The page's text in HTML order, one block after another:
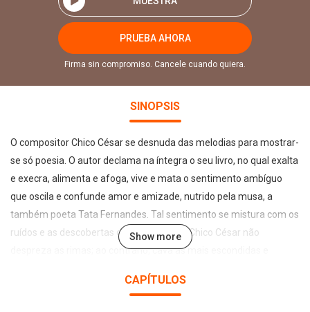
PRUEBA AHORA
Firma sin compromiso. Cancele cuando quiera.
SINOPSIS
O compositor Chico César se desnuda das melodias para mostrar-
se só poesia. O autor declama na íntegra o seu livro, no qual exalta
e execra, alimenta e afoga, vive e mata o sentimento ambíguo
que oscila e confunde amor e amizade, nutrido pela musa, a
também poeta Tata Fernandes. Tal sentimento se mistura com os
ruídos e as descobertas da cidade de SP. Chico César não
despreza as rimas; ao contrário, cava as mais escondidas e
versos como em um cordel cheio de suingue e fragmentos de
Show more
CAPÍTULOS